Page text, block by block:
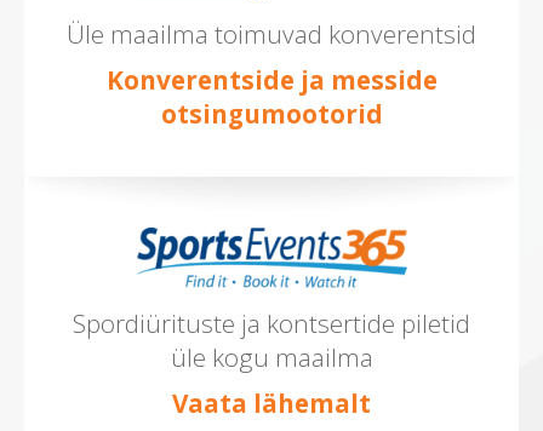
Üle maailma toimuvad konverentsid
Konverentside ja messide
otsingumootorid
Spordiürituste ja kontsertide piletid
üle kogu maailma
Vaata lähemalt